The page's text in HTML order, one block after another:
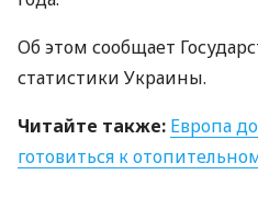
Об этом сообщает
статистики Украины.
Читайте также: Европа
готовиться к